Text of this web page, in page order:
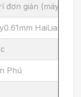
giản (máy mới )
HaiLiang
Phú